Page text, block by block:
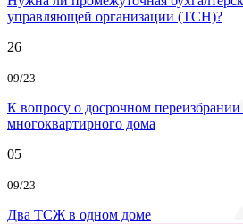
управляющей организации (ТСН)?
26
09/23
К вопросу о досрочном переизбрании
многоквартирного дома
05
09/23
Два ТСЖ в одном доме